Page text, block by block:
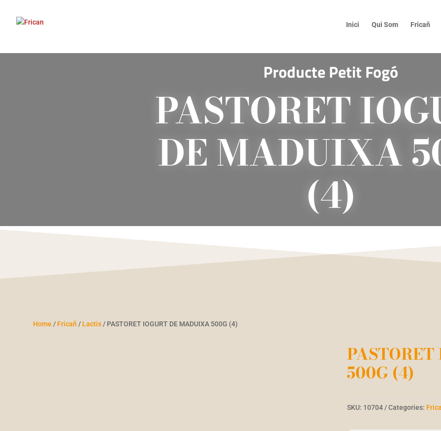
Inici Qui Som Fricañ
Producte Petit Fogó
PASTORET
DE MADUIXA
(4)
Home / Fricañ / Lactis / PASTORET IOGURT DE MADUIXA 500G (4)
500G (4)
SKU: 10704 Categories: